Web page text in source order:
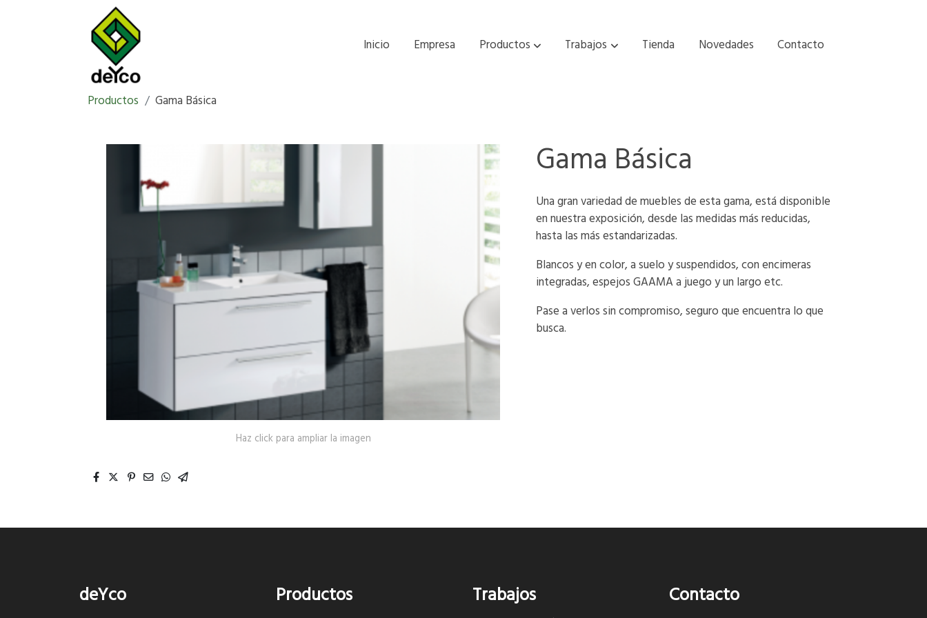
Inicio Empresa Productos Trabajos Tienda Novedades Contacto
Productos Gama Básica
Haz click para ampliar la imagen
Gama Básica
Una gran variedad de muebles de esta gama, está disponible
en nuestra exposición, desde las medidas más reducidas,
hasta las más estandarizadas.
Blancos y en color, a suelo y suspendidos, con encimeras
integradas, espejos GAAMA a juego y un largo etc.
Pase a verlos sin compromiso, seguro que encuentra lo que
busca.
deYco Productos Trabajos Contacto